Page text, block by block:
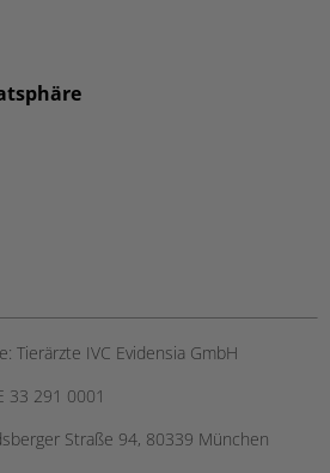
Tierärzte IVC Evidensia GmbH
33 291 0001
Straße 94, ​80339 München